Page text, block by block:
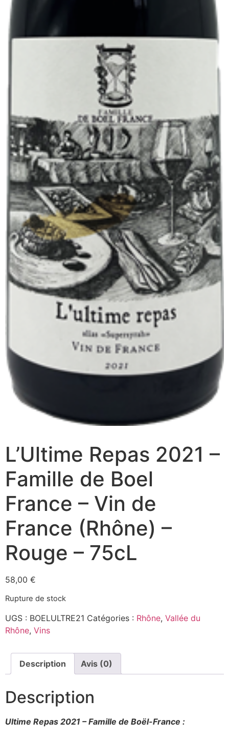
L’Ultime Repas 2021 –
Famille de Boel
France – Vin de
France (Rhône) –
Rouge – 75cL
58,00 €
Rupture de stock
UGS : BOELULTRE21 Catégories : Rhône, Vallée du
Rhône, Vins
Description Avis (0)
Description
Ultime Repas 2021 – Famille de Boël-France :